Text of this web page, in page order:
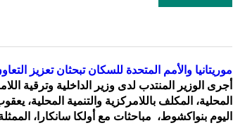
موريتانيا والأمم المتحدة للسكان تبحثان تعزيز
أجرى الوزير المنتدب لدى وزير الداخلية وترقية
المحلية، المكلف باللامركزية والتنمية المحلية،
اليوم بنواكشوط، مباحثات مع أولكا سانكارا،